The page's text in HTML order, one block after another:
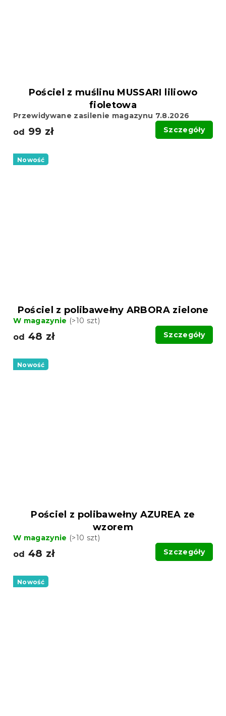
Pościel z muślinu MUSSARI liliowo
fioletowa
Przewidywane zasilenie magazynu 7.8.2026
od 99 zł Szczegóły
Nowość
Pościel z polibawełny ARBORA zielone
W magazynie (>10 szt)
od 48 zł Szczegóły
Nowość
Pościel z polibawełny AZUREA ze
wzorem
W magazynie (>10 szt)
od 48 zł Szczegóły
Nowość